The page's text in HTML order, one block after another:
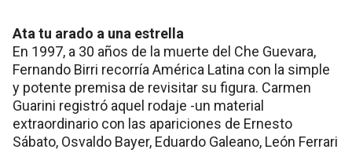
Ata tu arado a una estrella
En 1997, a 30 años de la muerte del Che Guevara,
Fernando Birri recorría América Latina con la simple
y potente premisa de revisitar su figura. Carmen
Guarini registró aquel rodaje -un material
extraordinario con las apariciones de Ernesto
Sábato, Osvaldo Bayer, Eduardo Galeano, León Ferrari